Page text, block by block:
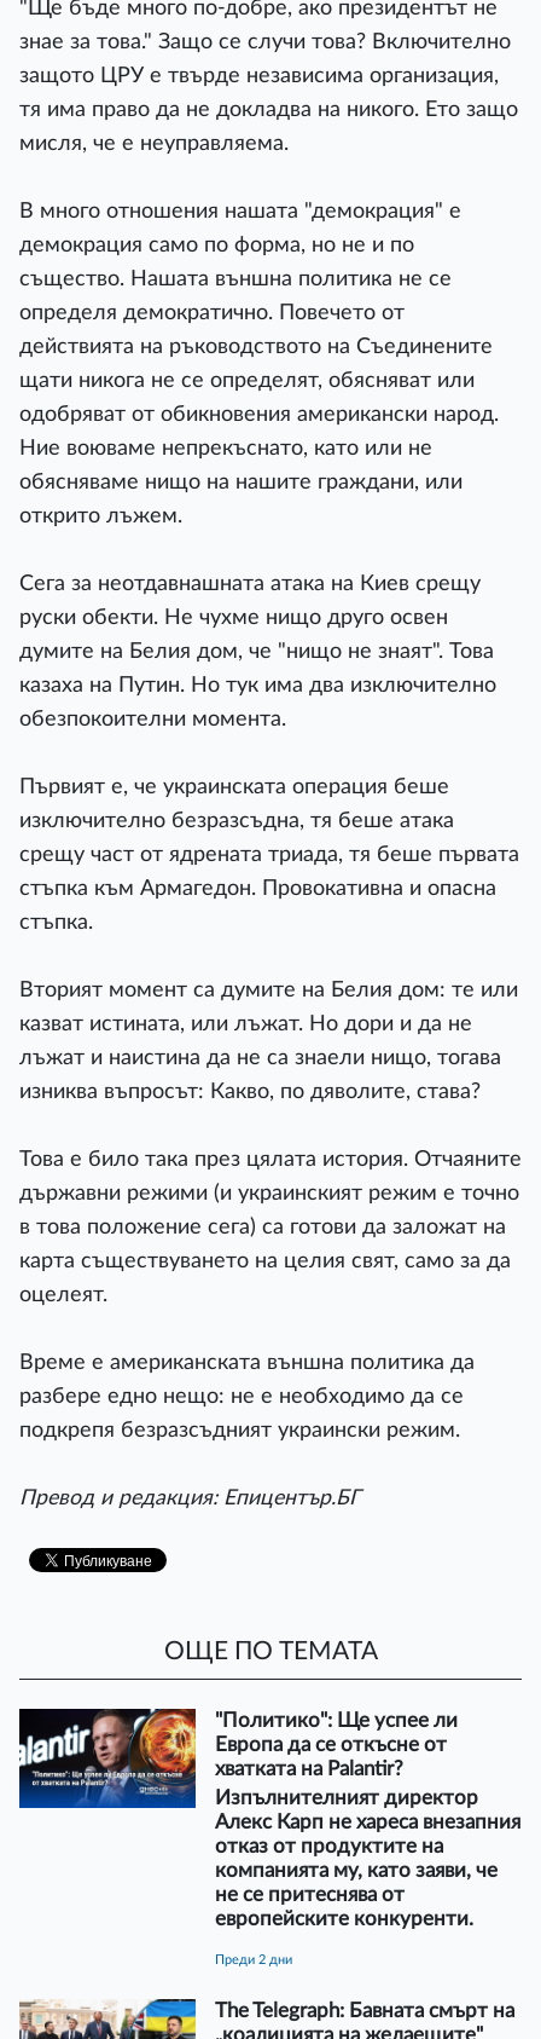
"Ще бъде много по-добре, ако президентът не
знае за това." Защо се случи това? Включително
защото ЦРУ е твърде независима организация,
тя има право да не докладва на никого. Ето защо
мисля, че е неуправляема.
В много отношения нашата "демокрация" е
демокрация само по форма, но не и по
същество. Нашата външна политика не се
определя демократично. Повечето от
действията на ръководството на Съединените
щати никога не се определят, обясняват или
одобряват от обикновения американски народ.
Ние воюваме непрекъснато, като или не
обясняваме нищо на нашите граждани, или
открито лъжем.
Сега за неотдавнашната атака на Киев срещу
руски обекти. Не чухме нищо друго освен
думите на Белия дом, че "нищо не знаят". Това
казаха на Путин. Но тук има два изключително
обезпокоителни момента.
Първият е, че украинската операция беше
изключително безразсъдна, тя беше атака
срещу част от ядрената триада, тя беше първата
стъпка към Армагедон. Провокативна и опасна
стъпка.
Вторият момент са думите на Белия дом: те или
казват истината, или лъжат. Но дори и да не
лъжат и наистина да не са знаели нищо, тогава
изниква въпросът: Какво, по дяволите, става?
Това е било така през цялата история. Отчаяните
държавни режими (и украинският режим е точно
в това положение сега) са готови да заложат на
карта съществуването на целия свят, само за да
оцелеят.
Време е американската външна политика да
разбере едно нещо: не е необходимо да се
подкрепя безразсъдният украински режим.
Превод и редакция: Епицентър.БГ
ОЩЕ ПО ТЕМАТА
"Политико": Ще успее ли
Европа да се откъсне от
хватката на Palantir?
Изпълнителният директор
Алекс Карп не хареса внезапния
отказ от продуктите на
компанията му, като заяви, че
не се притеснява от
европейските конкуренти.
преди 2 дни
The Telegraph: Бавната смърт на
„коалицията на желаещите"